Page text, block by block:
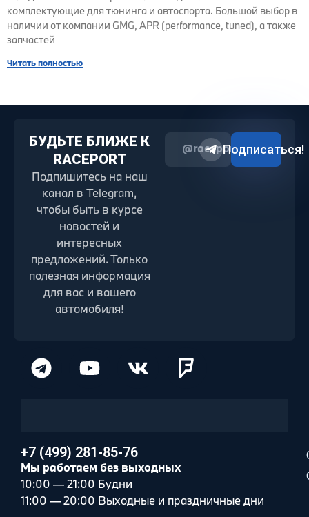
комплектующие для тюнинга и автоспорта. Большой выбор в
наличии от компании GMG, APR (performance, tuned), а также
запчастей
Читать полностью
БУДЬТЕ БЛИЖЕ К
RACEPORT
Подпишитесь на наш
канал в Telegram,
чтобы быть в курсе
новостей и
интересных
предложений. Только
полезная информация
для вас и вашего
автомобиля!
@raceport2022
Подписаться!
+7 (499) 281-85-76
Мы работаем без выходных
10:00 — 21:00 Будни
11:00 — 20:00 Выходные и праздничные дни